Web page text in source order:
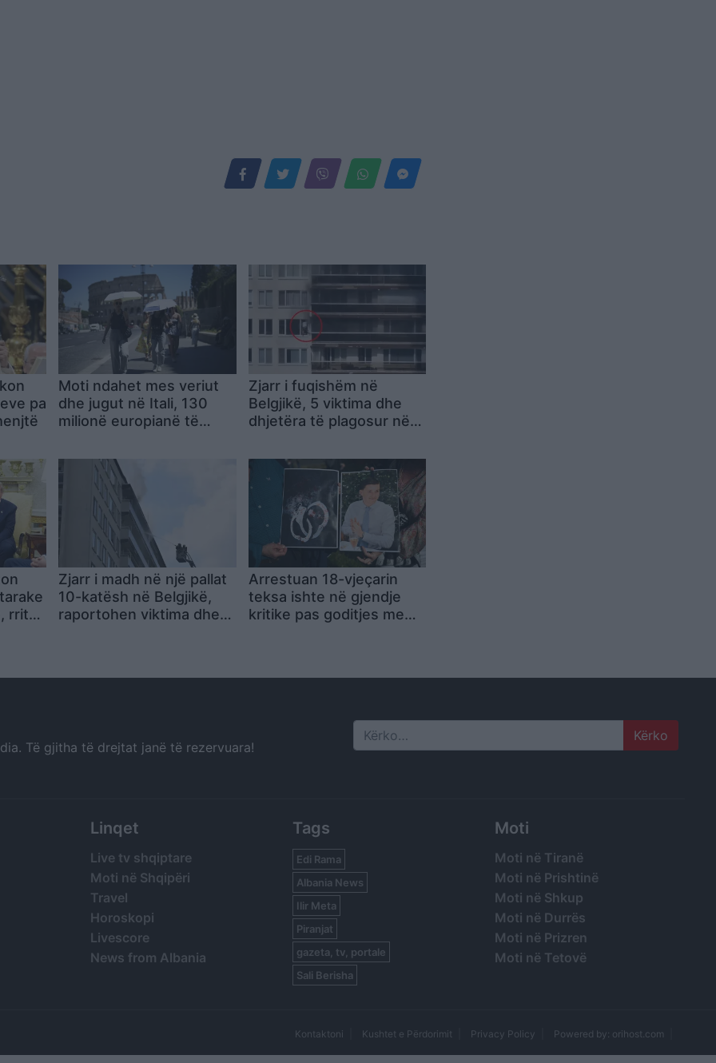
pa
Moti ndahet mes veriut
dhe jugut në Itali, 130
milionë europianë të
nxehtit
Zjarr i fuqishëm në
Belgjikë, 5 viktima dhe
dhjetëra të plagosur në
përpiqen të shpëtojnë
nga ballkonet
rriten
Zjarr i madh në një pallat
10-katësh në Belgjikë,
raportohen viktima dhe
Arrestuan 18-vjeçarin
teksa ishte në gjendje
kritike pas goditjes me
Të gjitha të drejtat janë të rezervuara! Search
Linqet
Live tv shqiptare
Moti në Shqipëri
Travel
Horoskopi
Livescore
News from Albania
Tags
Edi Rama
Albania News
Ilir Meta
Piranjat
gazeta, tv, portale
Sali Berisha
Moti
Moti në Tiranë
Moti në Prishtinë
Moti në Shkup
Moti në Durrës
Moti në Prizren
Moti në Tetovë
Kontaktoni Kushtet e Përdorimit Privacy Policy Powered by: orihost.com